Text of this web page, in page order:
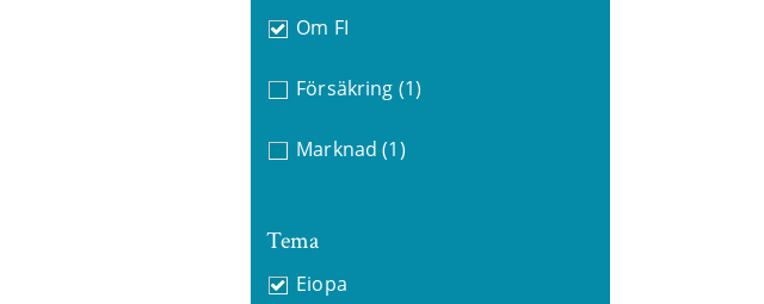
Om FI
Försäkring (1)
Marknad (1)
Tema
Eiopa